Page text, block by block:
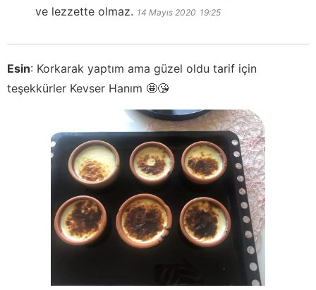
ve lezzette olmaz. 14 Mayıs 2020 19:25
Esin: Korkarak yaptım ama güzel oldu tarif için
teşekkürler Kevser Hanım 🤩😘